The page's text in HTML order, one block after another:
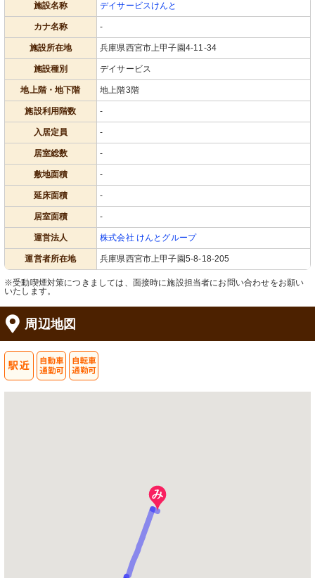
施設名称 デイサービスけんと
カナ名称 -
施設所在地 兵庫県西宮市上甲子園4-11-34
施設種別 デイサービス
地上階・地下階 地上階3階
施設利用階数 -
入居定員 -
居室総数 -
敷地面積 -
延床面積 -
居室面積 -
運営法人 株式会社 けんとグループ
運営者所在地 兵庫県西宮市上甲子園5-8-18-205
※受動喫煙対策につきましては、面接時に施設担当者にお問い合わせをお願い
いたします。
周辺地図